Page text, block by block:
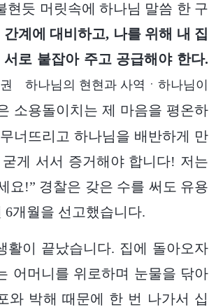
현듯 머릿속에 하나님 말씀 한 구
계에 대비하고, 나를 위해 내 집
로 붙잡아 주고 공급해야 한다.
하나님의 현현과 사역ㆍ하나님이
소용돌이치는 제 마음을 평온하
너뜨리고 하나님을 배반하게 만
게 서서 증거해야 합니다! 저는
요!” 경찰은 갖은 수를 써도 유용
개월을 선고했습니다.
활이 끝났습니다. 집에 돌아오자
어머니를 위로하며 눈물을 닦아
와 박해 때문에 한 번 나가서 십